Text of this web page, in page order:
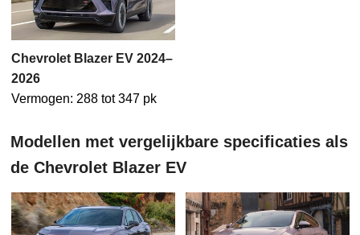
Chevrolet Blazer EV 2024–
2026
Vermogen: 288 tot 347 pk
Modellen met vergelijkbare specificaties als
de Chevrolet Blazer EV